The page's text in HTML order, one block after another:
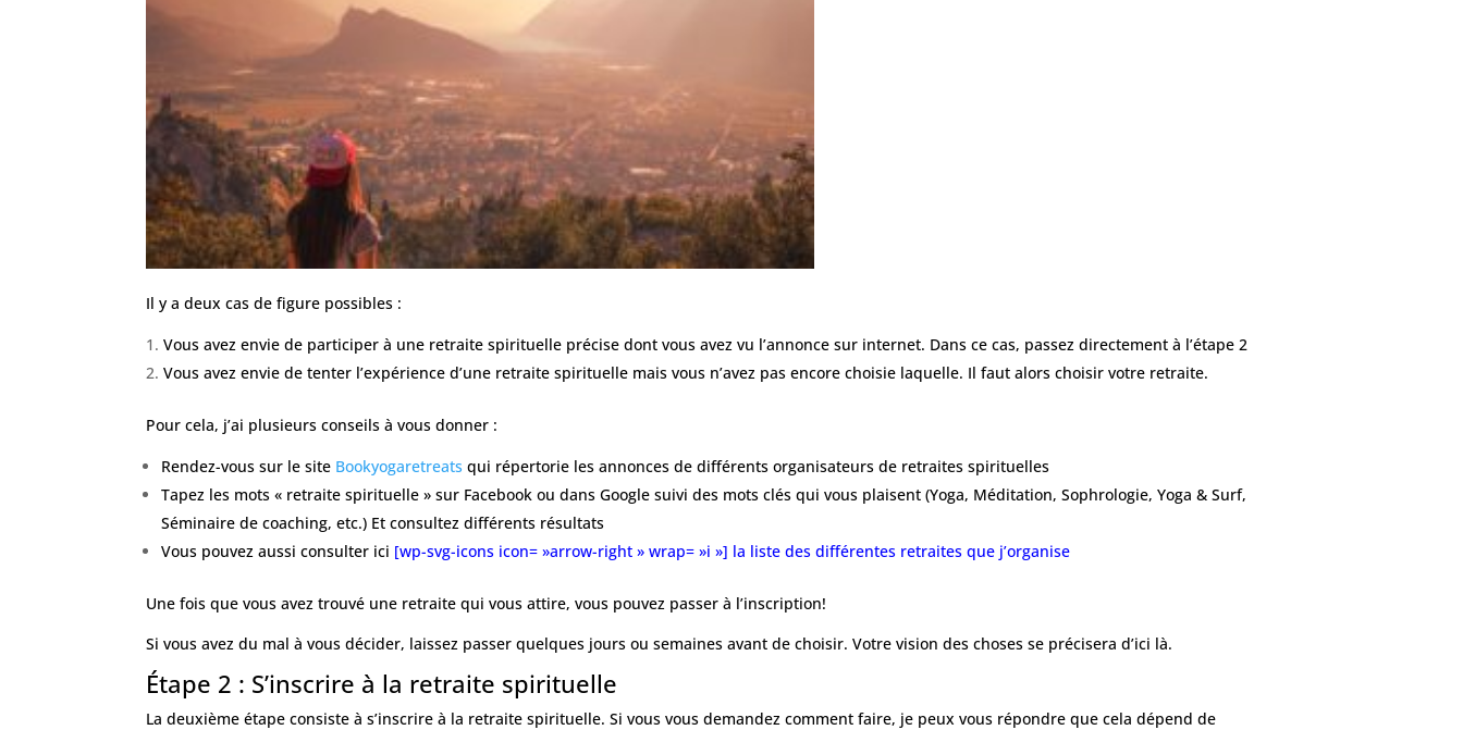
Il y a deux cas de figure possibles :
Vous avez envie de participer à une retraite spirituelle précise dont vous avez vu l’annonce sur internet. Dans ce cas, passez directement à l’étape 2
Vous avez envie de tenter l’expérience d’une retraite spirituelle mais vous n’avez pas encore choisie laquelle. Il faut alors choisir votre retraite.
Pour cela, j’ai plusieurs conseils à vous donner :
Rendez-vous sur le site Bookyogaretreats qui répertorie les annonces de différents organisateurs de retraites spirituelles
Tapez les mots « retraite spirituelle » sur Facebook ou dans Google suivi des mots clés qui vous plaisent (Yoga, Méditation, Sophrologie, Yoga & Surf,
Séminaire de coaching, etc.) Et consultez différents résultats
Vous pouvez aussi consulter ici [wp-svg-icons icon= »arrow-right » wrap= »i »] la liste des différentes retraites que j’organise
Une fois que vous avez trouvé une retraite qui vous attire, vous pouvez passer à l’inscription!
Si vous avez du mal à vous décider, laissez passer quelques jours ou semaines avant de choisir. Votre vision des choses se précisera d’ici là.
Étape 2 : S’inscrire à la retraite spirituelle
La deuxième étape consiste à s’inscrire à la retraite spirituelle. Si vous vous demandez comment faire, je peux vous répondre que cela dépend de